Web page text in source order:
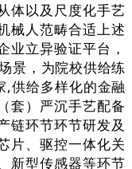
以及尺度化手艺
械人范畴合适上述
业立异验证平台，
景，为院校供给练
,供给多样化的金融
套）严沉手艺配备
链环节环节研发及
片、驱控一体化关
新型传感器等环节